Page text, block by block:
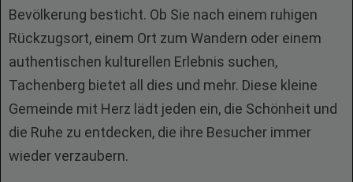
Bevölkerung besticht. Ob Sie nach einem ruhigen
Rückzugsort, einem Ort zum Wandern oder einem
authentischen kulturellen Erlebnis suchen,
Tachenberg bietet all dies und mehr. Diese kleine
Gemeinde mit Herz lädt jeden ein, die Schönheit und
die Ruhe zu entdecken, die ihre Besucher immer
wieder verzaubern.